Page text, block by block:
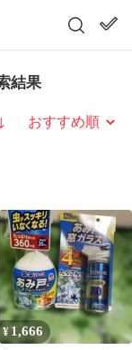
結果
替え
¥ 1,666